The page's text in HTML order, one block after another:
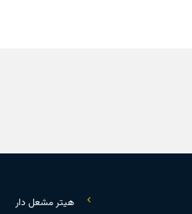
هیتر مشعل دار